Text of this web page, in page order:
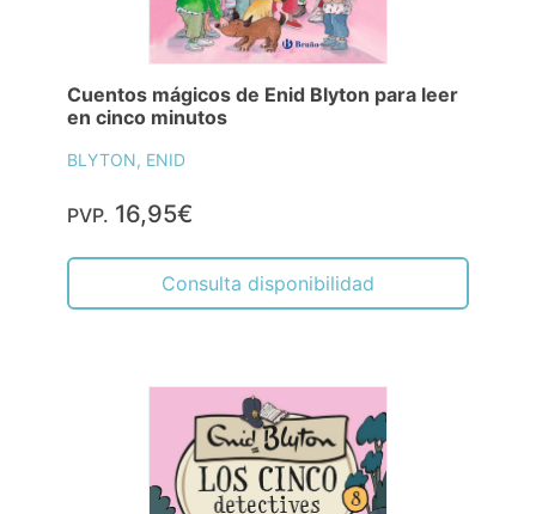
Cuentos mágicos de Enid Blyton para leer
en cinco minutos
BLYTON, ENID
PVP. 16,95€
Consulta disponibilidad